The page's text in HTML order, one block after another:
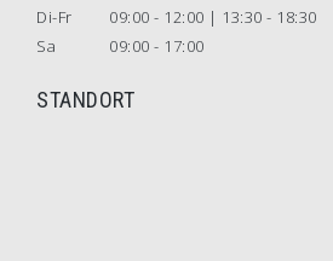
Di-Fr
09:00 - 12:00 | 13:30 - 18:30
Sa
09:00 - 17:00
STANDORT